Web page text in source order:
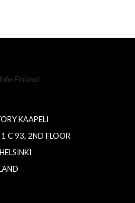
KAAPELI
C 93, 2ND FLOOR